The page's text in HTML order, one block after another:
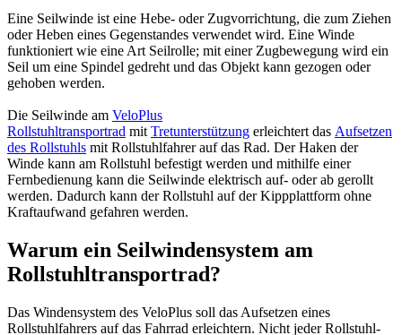
Eine Seilwinde ist eine Hebe- oder Zugvorrichtung, die zum Ziehen
oder Heben eines Gegenstandes verwendet wird. Eine Winde
funktioniert wie eine Art Seilrolle; mit einer Zugbewegung wird ein
Seil um eine Spindel gedreht und das Objekt kann gezogen oder
gehoben werden.
Die Seilwinde am VeloPlus
Rollstuhltransportrad mit Tretunterstützung erleichtert das Aufsetzen
des Rollstuhls mit Rollstuhlfahrer auf das Rad. Der Haken der
Winde kann am Rollstuhl befestigt werden und mithilfe einer
Fernbedienung kann die Seilwinde elektrisch auf- oder ab gerollt
werden. Dadurch kann der Rollstuhl auf der Kippplattform ohne
Kraftaufwand gefahren werden.
Warum ein Seilwindensystem am
Rollstuhltransportrad?
Das Windensystem des VeloPlus soll das Aufsetzen eines
Rollstuhlfahrers auf das Fahrrad erleichtern. Nicht jeder Rollstuhl-